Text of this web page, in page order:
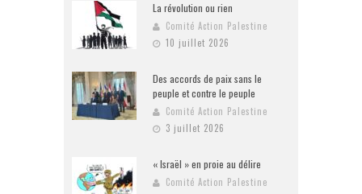
La révolution ou rien
Comité Action Palestine
10 juillet 2026
Des accords de paix sans le
peuple et contre le peuple
Comité Action Palestine
3 juillet 2026
« Israël » en proie au délire
Comité Action Palestine